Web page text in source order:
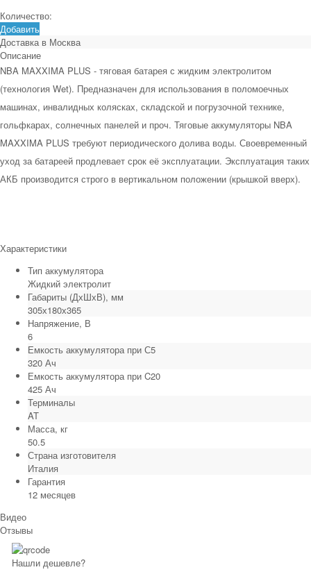
Количество:
Добавить
Доставка в Москва
Описание
NBA MAXXIMA PLUS - тяговая батарея с жидким электролитом
(технология Wet). Предназначен для использования в поломоечных
машинах, инвалидных колясках, складской и погрузочной технике,
гольфкарах, солнечных панелей и проч. Тяговые аккумуляторы NBA
MAXXIMA PLUS требуют периодического долива воды. Своевременный
уход за батареей продлевает срок её эксплуатации. Эксплуатация таких
АКБ производится строго в вертикальном положении (крышкой вверх).
Характеристики
Тип аккумулятора
Жидкий электролит
Габариты (ДхШхВ), мм
305х180х365
Напряжение, В
6
Емкость аккумулятора при С5
320 Ач
Емкость аккумулятора при C20
425 Ач
Терминалы
AT
Масса, кг
50.5
Страна изготовителя
Италия
Гарантия
12 месяцев
Видео
Отзывы
Нашли дешевле?